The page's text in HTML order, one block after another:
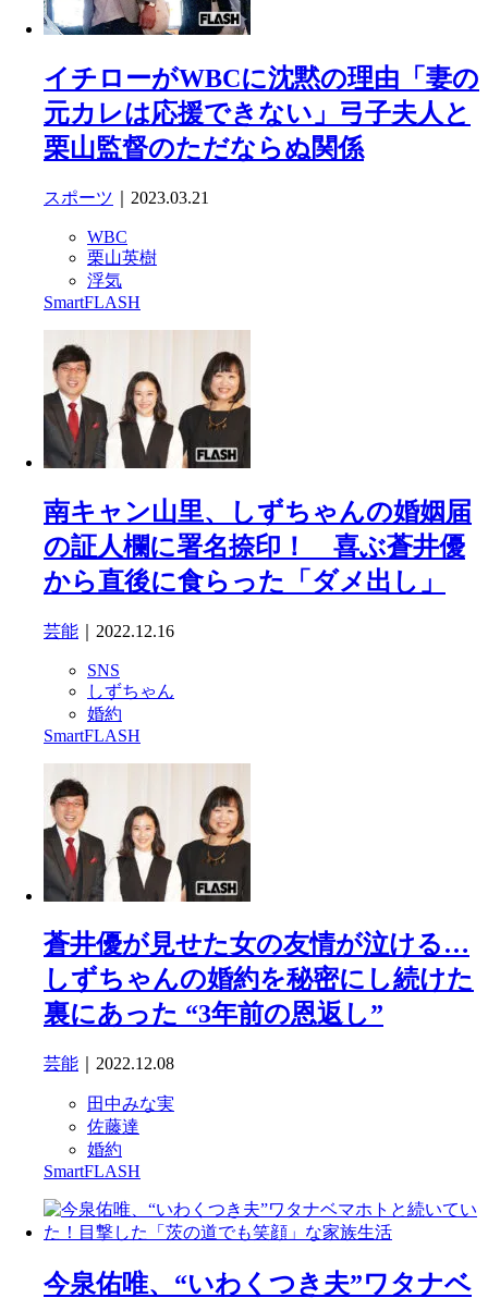
イチローがWBCに沈黙の理由「妻の
元カレは応援できない」弓子夫人と
栗山監督のただならぬ関係
スポーツ ｜2023.03.21
WBC
栗山英樹
浮気
SmartFLASH
南キャン山里、しずちゃんの婚姻届
の証人欄に署名捺印！ 喜ぶ蒼井優
から直後に食らった「ダメ出し」
芸能 ｜2022.12.16
SNS
しずちゃん
婚約
SmartFLASH
蒼井優が見せた女の友情が泣ける…
しずちゃんの婚約を秘密にし続けた
裏にあった “3年前の恩返し”
芸能 ｜2022.12.08
田中みな実
佐藤達
婚約
SmartFLASH
今泉佑唯、“いわくつき夫”ワタナベ